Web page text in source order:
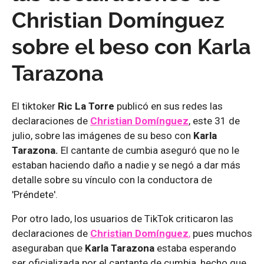
Christian Domínguez
sobre el beso con Karla
Tarazona
El tiktoker Ric La Torre publicó en sus redes las
declaraciones de Christian Domínguez, este 31 de
julio, sobre las imágenes de su beso con Karla
Tarazona. El cantante de cumbia aseguró que no le
estaban haciendo daño a nadie y se negó a dar más
detalle sobre su vínculo con la conductora de
'Préndete'.
Por otro lado, los usuarios de TikTok criticaron las
declaraciones de Christian Domínguez, pues muchos
aseguraban que Karla Tarazona estaba esperando